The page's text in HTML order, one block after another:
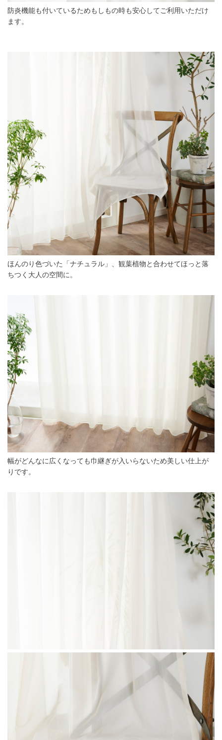
防炎機能も付いているためもしもの時も安心してご利用いただけ
ます。
ほんのり色づいた「ナチュラル」、観葉植物と合わせてほっと落
ちつく大人の空間に。
幅がどんなに広くなっても巾継ぎが入いらないため美しい仕上が
りです。